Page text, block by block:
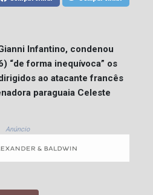
Infantino, condenou
“de forma inequívoca” os
ao atacante francês
paraguaia Celeste
Anúncio